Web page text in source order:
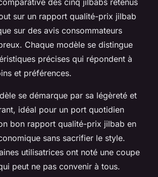
sur un rapport qualité-prix jilbab
sur des avis consommateurs
Chaque modèle se distingue
précises qui répondent à
et préférences.
se démarque par sa légèreté et
idéal pour un port quotidien
bon rapport qualité-prix jilbab en
sans sacrifier le style.
utilisatrices ont noté une coupe
peut ne pas convenir à tous.